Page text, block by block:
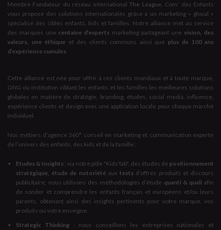
Membre Fondateur du réseau internationalThe League, Com’ des Enfants
vous propose des solutions internationales grâce à un marketing « glocal »
spécialisé des cibles enfants, kids et familles. Notre alliance met au service
des marques une centaine d’experts marketing partageant une vision, des
valeurs, une éthique et des clients communs ainsi que plus de 100 ans
d’expérience cumulés.
Cette alliance est née pour offrir à ces clients mondiaux et à toute marque,
ONG ou institution ciblant les enfants et les familles les meilleures solutions
globales en matière de stratégie, branding, études, social media, influence,
expérience clients et design avec une application locale pour chaque marché
individuel.
Nos métiers d’agence 360° conseil en marketing et communication experte
de l’univers des enfants, des kids et de la famille :
Etudes & Insights : via notre pôle "Kids'lab", des études de positionnement
stratégique, étude de notoriété auxtests d’offres produits et discours
publicitaire, nous utilisons des méthodologies d’étude quanti & quali afin
de sonder et comprendre les enfants français et européens et/ou leurs
parents, obtenant ainsi des insights pertinents pour votre marque, vos
produits ou votre enseigne.
Strategic Thinking: nous conseillons les entreprises nationales et